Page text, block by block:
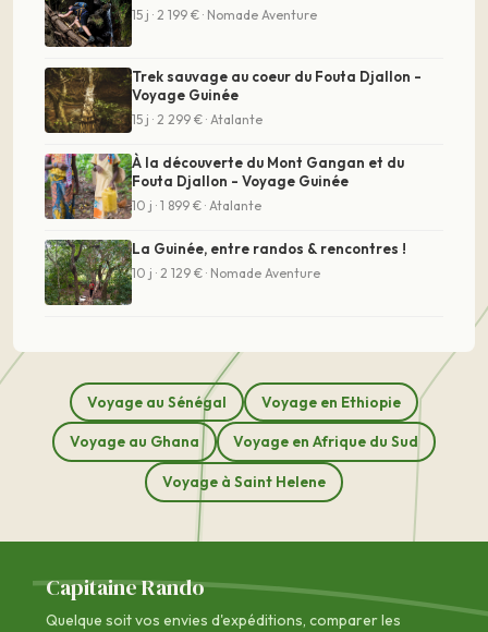
15 j · 2 199 € · Nomade Aventure
Trek sauvage au coeur du Fouta Djallon -
Voyage Guinée
15 j · 2 299 € · Atalante
À la découverte du Mont Gangan et du
Fouta Djallon - Voyage Guinée
10 j · 1 899 € · Atalante
La Guinée, entre randos & rencontres !
10 j · 2 129 € · Nomade Aventure
Voyage au Sénégal Voyage en Ethiopie
Voyage au Ghana Voyage en Afrique du Sud
Voyage à Saint Helene
Capitaine Rando
Quelque soit vos envies d'expéditions, comparer les